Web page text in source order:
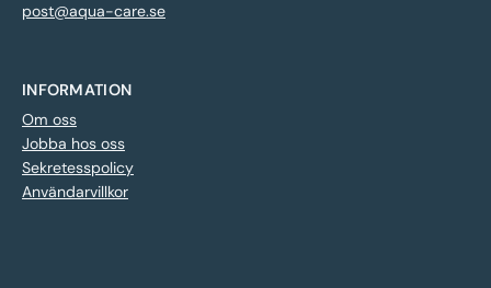
post@aqua-care.se
INFORMATION
Om oss
Jobba hos oss
Sekretesspolicy
Användarvillkor